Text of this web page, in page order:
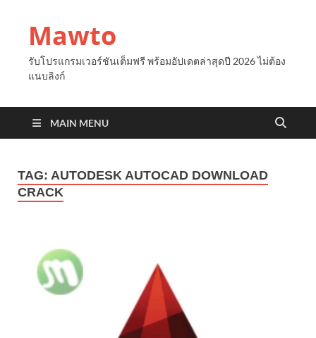
Mawto
รับโปรแกรมเวอร์ชันเต็มฟรี พร้อมอัปเดตล่าสุดปี 2026 ไม่ต้อง
แนบลิงก์
MAIN MENU
TAG: AUTODESK AUTOCAD DOWNLOAD
CRACK